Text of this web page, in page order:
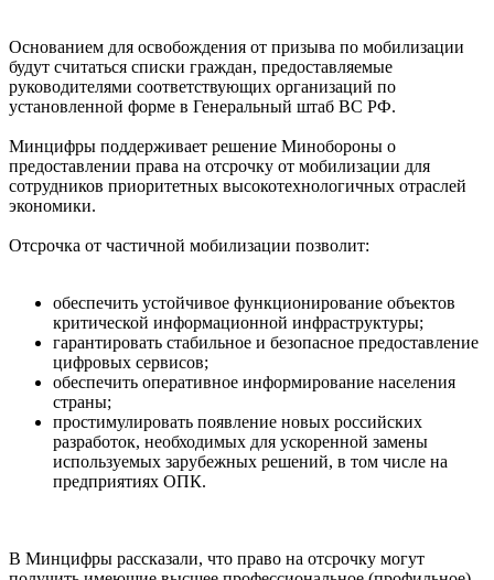
Основанием для освобождения от призыва по мобилизации
будут считаться списки граждан, предоставляемые
руководителями соответствующих организаций по
установленной форме в Генеральный штаб ВС РФ.
Минцифры поддерживает решение Минобороны о
предоставлении права на отсрочку от мобилизации для
сотрудников приоритетных высокотехнологичных отраслей
экономики.
Отсрочка от частичной мобилизации позволит:
обеспечить устойчивое функционирование объектов
критической информационной инфраструктуры;
гарантировать стабильное и безопасное предоставление
цифровых сервисов;
обеспечить оперативное информирование населения
страны;
простимулировать появление новых российских
разработок, необходимых для ускоренной замены
используемых зарубежных решений, в том числе на
предприятиях ОПК.
В Минцифры рассказали, что право на отсрочку могут